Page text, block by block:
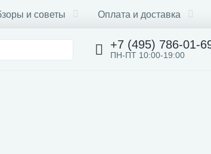
и советы Оплата и доставка
+7 (495) 786-01-
ПН-ПТ 10:00-19:00